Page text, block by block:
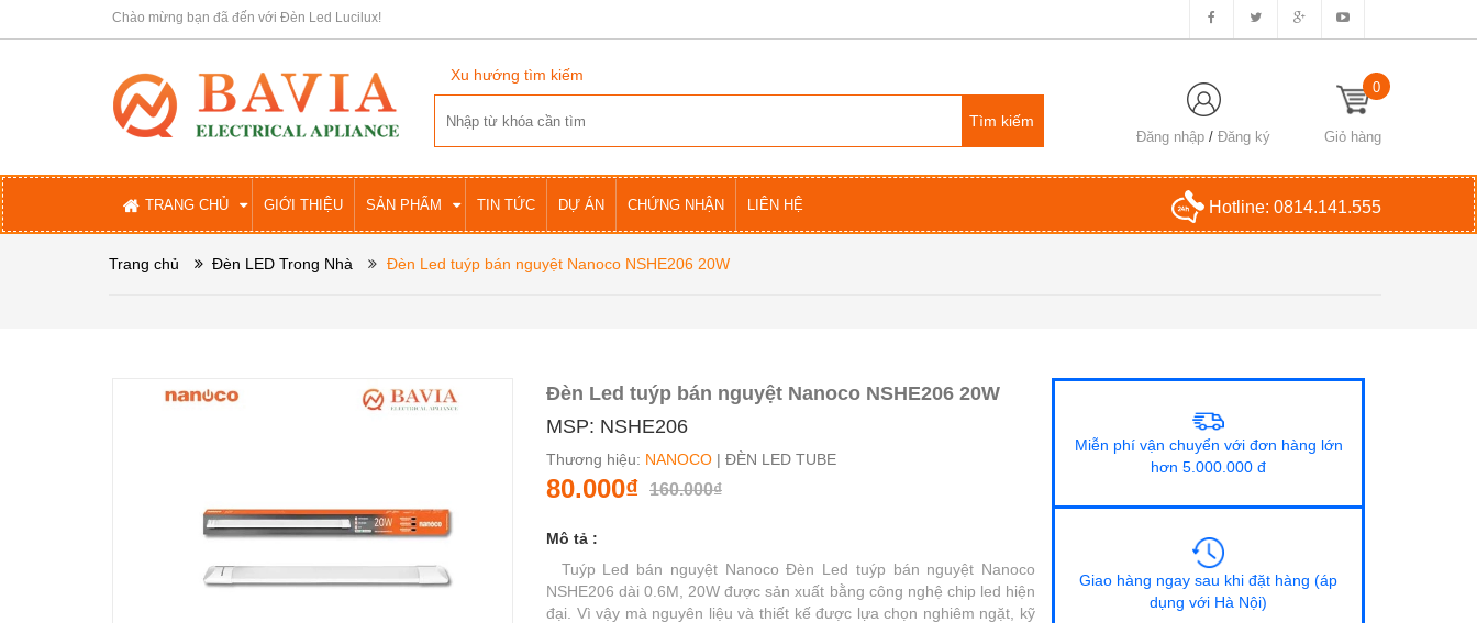
Chào mừng bạn đã đến với Đèn Led Lucilux!
Xu hướng tìm kiếm
Đăng nhập /Đăng ký Giỏ hàng
0
TRANG CHỦ GIỚI THIỆU SẢN PHẨM TIN TỨC DỰ ÁN CHỨNG NHẬN LIÊN HỆ Hotline: 0814.141.555
Trang chủ Đèn LED Trong Nhà Đèn Led tuýp bán nguyệt Nanoco NSHE206 20W
Đèn Led tuýp bán nguyệt Nanoco NSHE206 20W
MSP: NSHE206
Thương hiệu: NANOCO | ĐÈN LED TUBE
80.000₫ 160.000₫
Mô tả :
Tuýp Led bán nguyệt Nanoco Đèn Led tuýp bán nguyệt Nanoco
NSHE206 dài 0.6M, 20W được sản xuất bằng công nghệ chip led hiện
đại. Vì vậy mà nguyên liệu và thiết kế được lựa chọn nghiêm ngặt, kỹ
Miễn phí vận chuyển với đơn hàng lớn
hơn 5.000.000 đ
Giao hàng ngay sau khi đặt hàng (áp
dụng với Hà Nội)